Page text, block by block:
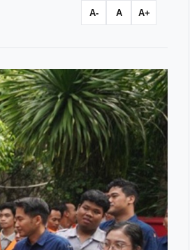
A- A A+